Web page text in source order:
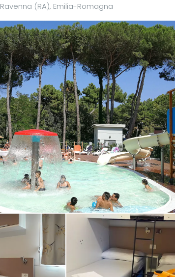
Ravenna (RA), Emilia-Romagna